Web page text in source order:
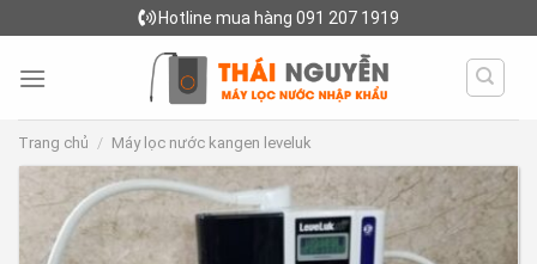
to
content
Hotline mua hàng 091 207 1919
Trang chủ / Máy lọc nước kangen leveluk